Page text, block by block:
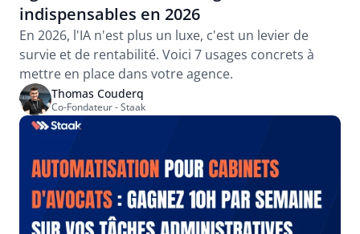
indispensables en 2026
En 2026, l'IA n'est plus un luxe, c'est un levier de
survie et de rentabilité. Voici 7 usages concrets à
mettre en place dans votre agence.
Thomas Couderq
Co-Fondateur - Staak